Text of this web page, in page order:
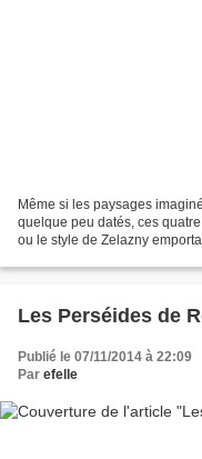
Même si les paysages
quelque peu datés, ces
ou le style de Zelazny
Les Perséides de
Publié le 07/11/2014 à 22:09
Par efelle